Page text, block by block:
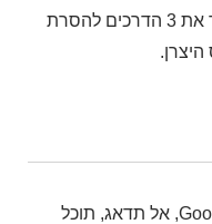
האנדרואיד שלך. לכן, סעיף זה יסביר את 3 הדרכים להסרת
אם שכחת את הסיסמה לחשבון Google, אל תדאג, תוכל